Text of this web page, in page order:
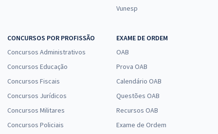
Vunesp
CONCURSOS POR PROFISSÃO
Concursos Administrativos
Concursos Educação
Concursos Fiscais
Concursos Jurídicos
Concursos Militares
Concursos Policiais
EXAME DE ORDEM
OAB
Prova OAB
Calendário OAB
Questões OAB
Recursos OAB
Exame de Ordem